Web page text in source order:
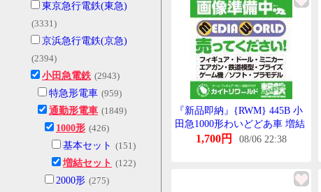
東京急行電鉄(東急)
(3331)
京浜急行電鉄(京急)
(2394)
小田急電鉄 (2943)
特急形電車 (959)
通勤形電車 (1849)
1000形 (426)
基本セット (151)
増結セット (122)
2000形 (275)
『新品即納』{RWM} 445B 小
田急1000形わいどどあ車 増結
用中間車2両せっと 未塗装組
1,700円 08/06 22:38